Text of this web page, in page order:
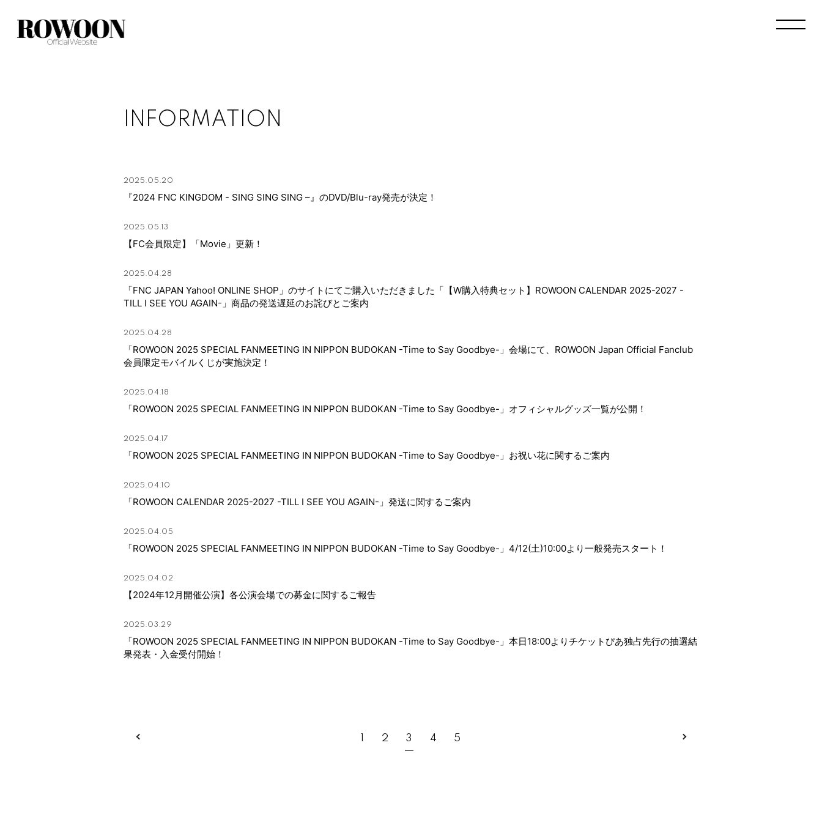
HOME
PROFILE
STORE
FANCLUB
Movie
INFORMATION
2025.05.20
『2024 FNC KINGDOM - SING SING SING –』のDVD/Blu-ray発売が決定！
2025.05.13
【FC会員限定】「Movie」更新！
2025.04.28
「FNC JAPAN Yahoo! ONLINE SHOP」のサイトにてご購入いただきました「【W購入特典セット】ROWOON CALENDAR 2025-2027 -
TILL I SEE YOU AGAIN-」商品の発送遅延のお詫びとご案内
2025.04.28
「ROWOON 2025 SPECIAL FANMEETING IN NIPPON BUDOKAN -Time to Say Goodbye-」会場にて、ROWOON Japan Official Fanclub
会員限定モバイルくじが実施決定！
2025.04.18
「ROWOON 2025 SPECIAL FANMEETING IN NIPPON BUDOKAN -Time to Say Goodbye-」オフィシャルグッズ一覧が公開！
2025.04.17
「ROWOON 2025 SPECIAL FANMEETING IN NIPPON BUDOKAN -Time to Say Goodbye-」お祝い花に関するご案内
2025.04.10
「ROWOON CALENDAR 2025-2027 -TILL I SEE YOU AGAIN-」発送に関するご案内
2025.04.05
「ROWOON 2025 SPECIAL FANMEETING IN NIPPON BUDOKAN -Time to Say Goodbye-」4/12(土)10:00より一般発売スタート！
2025.04.02
【2024年12月開催公演】各公演会場での募金に関するご報告
2025.03.29
「ROWOON 2025 SPECIAL FANMEETING IN NIPPON BUDOKAN -Time to Say Goodbye-」本日18:00よりチケットぴあ独占先行の抽選結
果発表・入金受付開始！
2 3 4 5